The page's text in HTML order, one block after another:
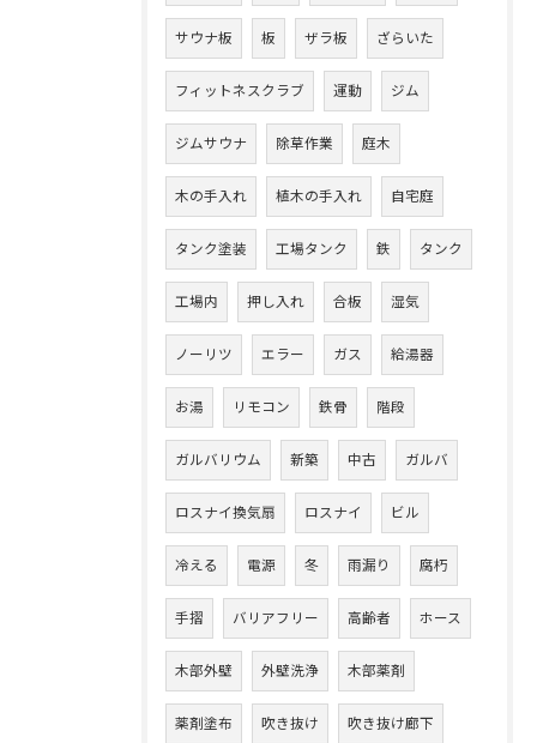
サウナ板 板 ザラ板 ざらいた
フィットネスクラブ 運動 ジム
ジムサウナ 除草作業 庭木
木の手入れ 植木の手入れ 自宅庭
タンク塗装 工場タンク 鉄 タンク
工場内 押し入れ 合板 湿気
ノーリツ エラー ガス 給湯器
お湯 リモコン 鉄骨 階段
ガルバリウム 新築 中古 ガルバ
ロスナイ換気扇 ロスナイ ビル
冷える 電源 冬 雨漏り 腐朽
手摺 バリアフリー 高齢者 ホース
木部外壁 外壁洗浄 木部薬剤
薬剤塗布 吹き抜け 吹き抜け廊下